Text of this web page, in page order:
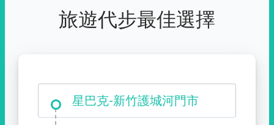
旅遊代步最佳選擇
星巴克-新竹護城河門市
大霸尖山登山口